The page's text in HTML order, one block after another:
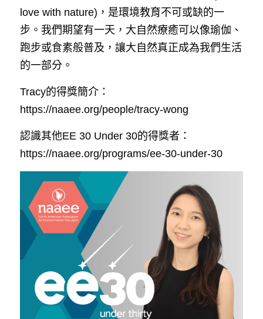
love with nature)，是環境教育不可或缺的一
步。我們期望有一天，大自然療癒可以像瑜伽、
跑步或食素般普及，讓大自然真正成為我們生活
的一部分。
Tracy的得獎簡介：
https://naaee.org/people/tracy-wong
認識其他EE 30 Under 30的得獎者：
https://naaee.org/programs/ee-30-under-30